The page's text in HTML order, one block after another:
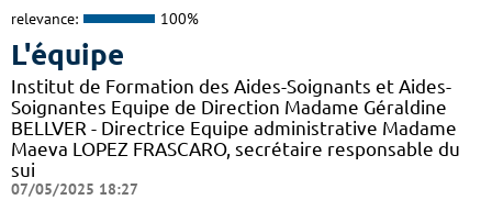
relevance: 100%
L'équipe
Institut de Formation des Aides-Soignants et Aides-
Soignantes Equipe de Direction Madame Géraldine
BELLVER - Directrice Equipe administrative Madame
Maeva LOPEZ FRASCARO, secrétaire responsable du
sui
07/05/2025 18:27